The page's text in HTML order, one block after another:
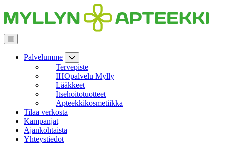
sisältöön
Palvelumme
Tervepiste
IHOpalvelu Mylly
Lääkkeet
Itsehoitotuotteet
Apteekkikosmetiikka
Tilaa verkosta
Kampanjat
Ajankohtaista
Yhteystiedot